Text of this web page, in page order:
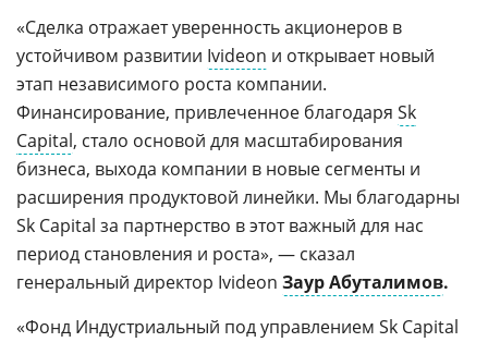
«Сделка отражает уверенность акционеров в
устойчивом развитии Ivideon и открывает новый
этап независимого роста компании.
Финансирование, привлеченное благодаря Sk
Capital, стало основой для масштабирования
бизнеса, выхода компании в новые сегменты и
расширения продуктовой линейки. Мы благодарны
Sk Capital за партнерство в этот важный для нас
период становления и роста», — сказал
генеральный директор Ivideon Заур Абуталимов.
«Фонд Индустриальный под управлением Sk Capital